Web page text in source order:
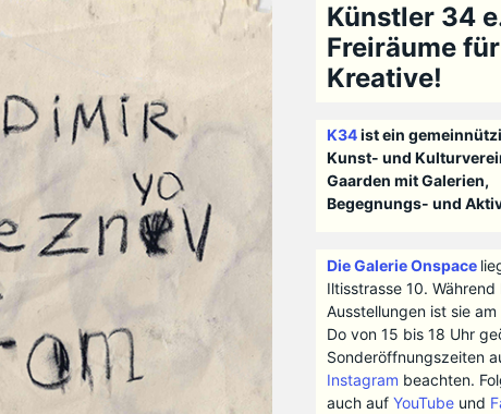
Künstler 34
Freiräume für
Kreative!
K34ist ein
Kunst- und
Gaarden mit Galerien,
Begegnungs- und
Die Galerie Onspace
Iltisstrasse 10.
Ausstellungen ist sie am
Do von 15 bis 18 Uhr
Sonderöffnungszeiten
Instagram beachten.
auch auf YouTubeund